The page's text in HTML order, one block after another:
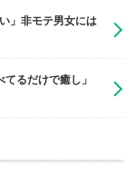
」非モテ男女には
るだけで癒し」